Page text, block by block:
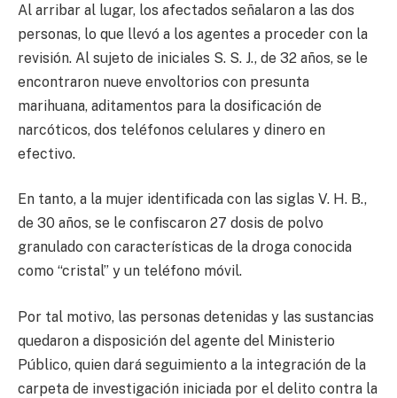
Al arribar al lugar, los afectados señalaron a las dos
personas, lo que llevó a los agentes a proceder con la
revisión. Al sujeto de iniciales S. S. J., de 32 años, se le
encontraron nueve envoltorios con presunta
marihuana, aditamentos para la dosificación de
narcóticos, dos teléfonos celulares y dinero en
efectivo.
En tanto, a la mujer identificada con las siglas V. H. B.,
de 30 años, se le confiscaron 27 dosis de polvo
granulado con características de la droga conocida
como “cristal” y un teléfono móvil.
Por tal motivo, las personas detenidas y las sustancias
quedaron a disposición del agente del Ministerio
Público, quien dará seguimiento a la integración de la
carpeta de investigación iniciada por el delito contra la